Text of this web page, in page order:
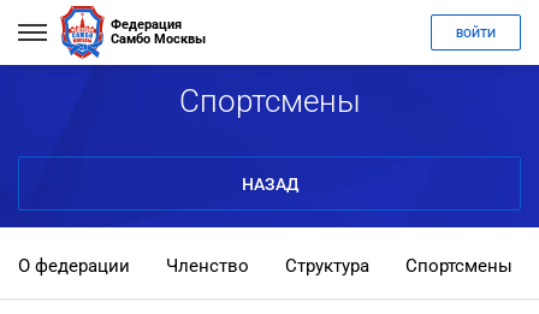
Федерация
Самбо Москвы
ВОЙТИ
Спортсмены
НАЗАД
О федерации Членство Структура Спортсмены